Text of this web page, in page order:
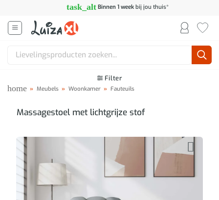
inhoud
task_alt Binnen 1 weekbij jou thuis*
Zoeken
Filter
home » Meubels » Woonkamer » Fauteuils
Massagestoel met lichtgrijze stof